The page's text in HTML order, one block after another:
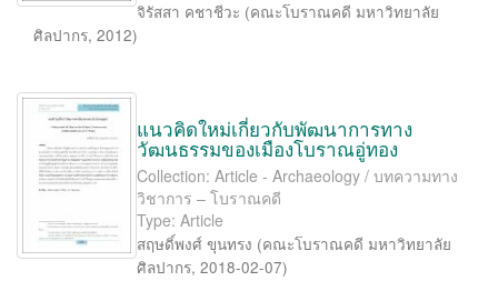
จิรัสสา คชาชีวะ (คณะโบราณคดี มหาวิทยาลัย
ศิลปากร, 2012)
แนวคิดใหม่เกี่ยวกับพัฒนาการทาง
วัฒนธรรมของเมืองโบราณอู่ทอง
Collection: Article - Archaeology / บทความทาง
วิชาการ – โบราณคดี
Type: Article
สฤษดิ์พงศ์ ขุนทรง (คณะโบราณคดี มหาวิทยาลัย
ศิลปากร, 2018-02-07)